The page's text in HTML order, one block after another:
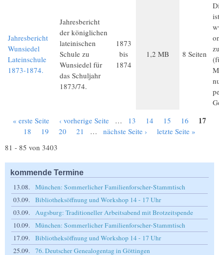
Jahresbericht
Wunsiedel
Lateinschule
1873-1874.
Jahresbericht
der königlichen
lateinischen
Schule zu
Wunsiedel für
das Schuljahr
1873/74.
1873
bis
1874
1,2 MB 8 Seiten
Seiten
« erste Seite ‹ vorherige Seite … 13 14 15 16 17
18 19 20 21 … nächste Seite ›
letzte Seite »
81 - 85 von 3403
kommende Termine
13.08.
München: Sommerlicher Familienforscher-Stammtisch
03.09.
Bibliotheksöffnung und Workshop 14 - 17 Uhr
03.09.
Augsburg: Traditioneller Arbeitsabend mit Brotzeitspende
10.09.
München: Sommerlicher Familienforscher-Stammtisch
17.09.
Bibliotheksöffnung und Workshop 14 - 17 Uhr
25.09.
76. Deutscher Genealogentag in Göttingen